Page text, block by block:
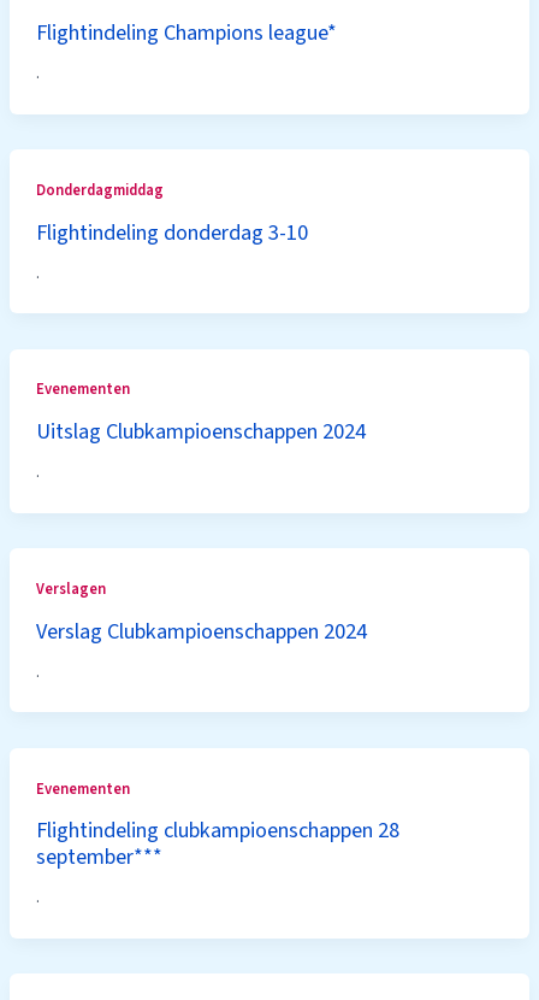
Flightindeling Champions league*
.
Donderdagmiddag
Flightindeling donderdag 3-10
.
Evenementen
Uitslag Clubkampioenschappen 2024
.
Verslagen
Verslag Clubkampioenschappen 2024
.
Evenementen
Flightindeling clubkampioenschappen 28
september***
.